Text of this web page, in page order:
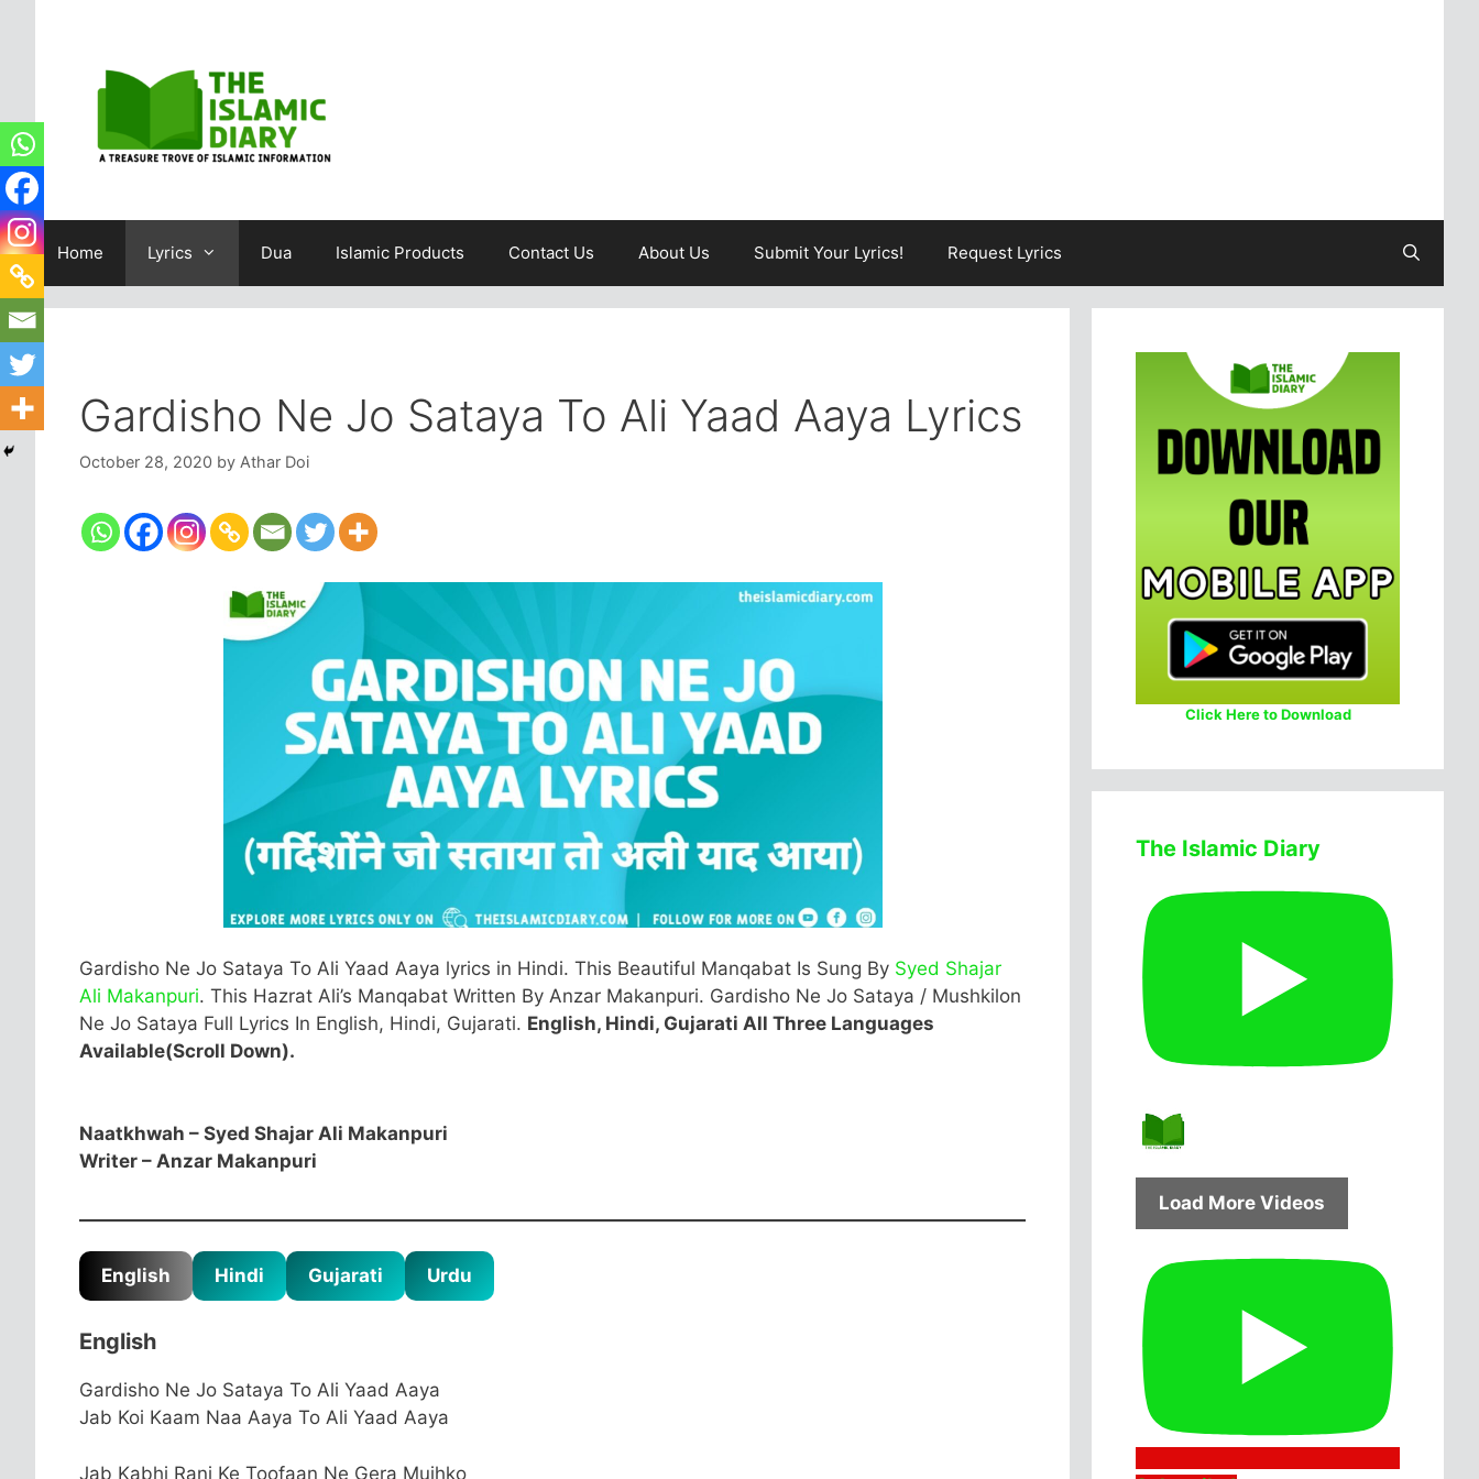
Home Lyrics Dua Islamic Products Contact Us About Us Submit Your Lyrics! Request Lyrics
Gardisho Ne Jo Sataya To Ali Yaad Aaya Lyrics
October 28, 2020 by Athar Doi
Gardisho Ne Jo Sataya To Ali Yaad Aaya lyrics in Hindi. This Beautiful Manqabat Is Sung By Syed Shajar
Ali Makanpuri. This Hazrat Ali’s Manqabat Written By Anzar Makanpuri. Gardisho Ne Jo Sataya / Mushkilon
Ne Jo Sataya Full Lyrics In English, Hindi, Gujarati. English, Hindi, Gujarati All Three Languages
Available(Scroll Down).
Naatkhwah – Syed Shajar Ali Makanpuri
Writer – Anzar Makanpuri
English Hindi Gujarati Urdu
English
Gardisho Ne Jo Sataya To Ali Yaad Aaya
Jab Koi Kaam Naa Aaya To Ali Yaad Aaya
Jab Kabhi Ranj Ke Toofaan Ne Gera Mujhko
Click Here to Download
The Islamic Diary
Load More Videos